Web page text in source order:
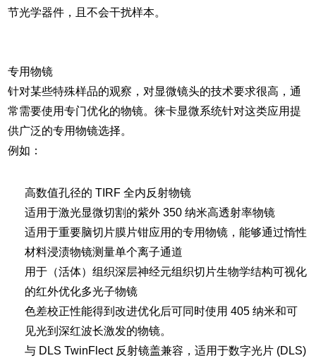
节光学器件，且不会干扰样本。
专用物镜
针对某些特殊样品的观察，对显微镜头的技术要求很高，通
常需要使用专门优化的物镜。徕卡显微系统针对这类应用提
供广泛的专用物镜选择。
例如：
高数值孔径的 TIRF 全内反射物镜
适用于激光显微切割的紫外 350 纳米高透射率物镜
适用于重要脑切片膜片钳应用的专用物镜，能够通过惰性
材料浸渍物镜测量单个离子通道
用于（活体）组织深层神经元组织切片生物学结构可视化
的红外优化多光子物镜
色差校正性能得到改进优化后可同时使用 405 纳米和可
见光到深红波长激发的物镜。
与 DLS TwinFlect 反射镜盖兼容，适用于数字光片 (DLS)